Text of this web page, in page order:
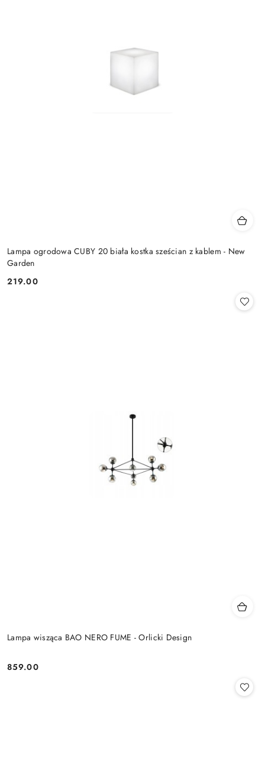
Lampa ogrodowa CUBY 20 biała kostka sześcian z kablem - New
Garden
Cena:
219.00
Lampa wisząca BAO NERO FUME - Orlicki Design
Cena:
859.00